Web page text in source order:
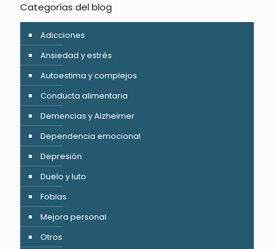
Categorías del blog
Adicciones
Ansiedad y estrés
Autoestima y complejos
Conducta alimentaria
Demencias y Alzheimer
Dependencia emocional
Depresión
Duelo y luto
Fobias
Mejora personal
Otros